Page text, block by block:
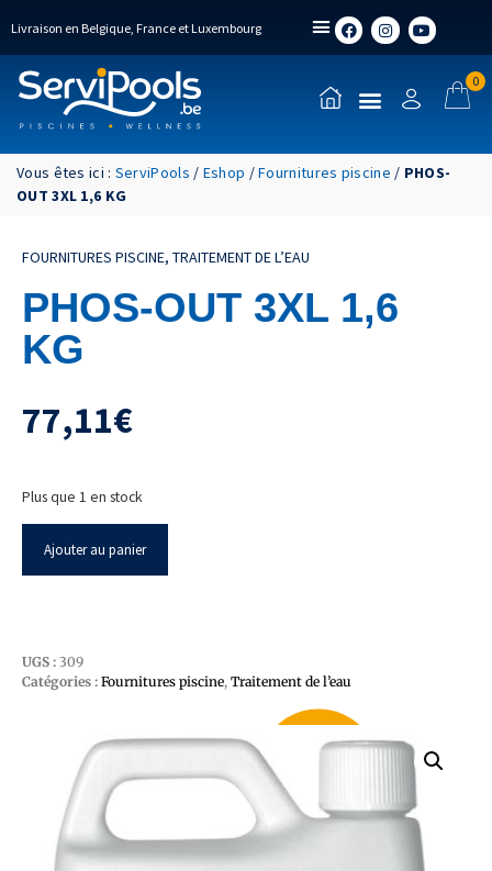
Livraison en Belgique, France et Luxembourg
0
Vous êtes ici : ServiPools / Eshop /Fournitures piscine / PHOS-
OUT 3XL 1,6 KG
FOURNITURES PISCINE, TRAITEMENT DE L’EAU
PHOS-OUT 3XL 1,6
KG
77,11€
Plus que 1 en stock
Ajouter au panier
UGS : 309
Catégories : Fournitures piscine, Traitement de l’eau